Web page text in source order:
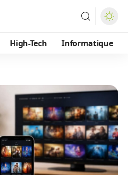
High-Tech Informatique